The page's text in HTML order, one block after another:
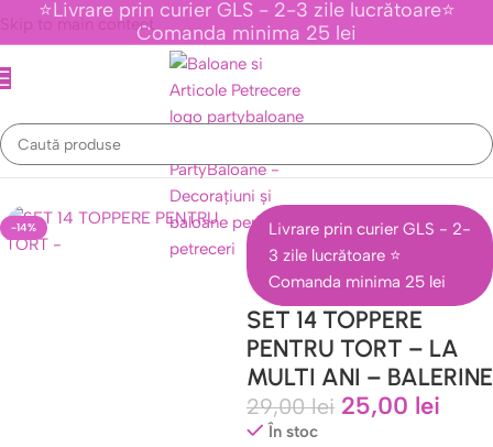
Skip to main content
⭐Livrare prin curier GLS - 2-3 zile lucrătoare⭐
Comanda minima 25 lei
pagină/Topper tort/Seturi De Toppere Tematice Cu Personaje
-14%
Livrare prin curier GLS - 2-
3 zile lucrătoare ⭐
Comanda minima 25 lei
SET 14 TOPPERE
PENTRU TORT – LA
MULTI ANI – BALERINE
29,00lei 25,00 lei
În stoc